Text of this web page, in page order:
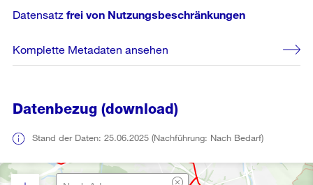
Datensatz frei von Nutzungsbeschränkungen
Komplette Metadaten ansehen
Datenbezug (download)
Stand der Daten: 25.06.2025 (Nachführung: Nach Bedarf)